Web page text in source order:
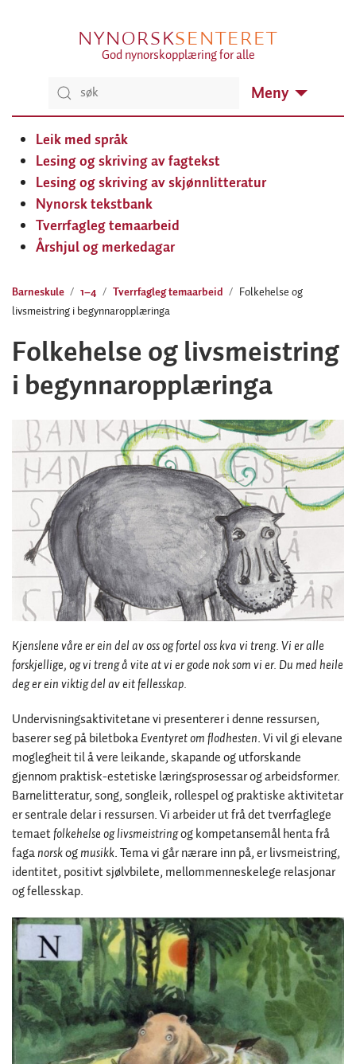
NYNORSKSENTERET
God nynorskopplæring for alle
Meny
Leik med språk
Lesing og skriving av fagtekst
Lesing og skriving av skjønnlitteratur
Nynorsk tekstbank
Tverrfagleg temaarbeid
Årshjul og merkedagar
Barneskule 1–4 Tverrfagleg temaarbeid
Folkehelse og
livsmeistring i begynnaropplæringa
Folkehelse og livsmeistring
i begynnaropplæringa
Kjenslene våre er ein del av oss og fortel oss kva vi treng. Vi er alle
forskjellige, og vi treng å vite at vi er gode nok som vi er. Du med heile
deg er ein viktig del av eit fellesskap.
Undervisningsaktivitetane vi presenterer i denne ressursen,
baserer seg på biletbokaEventyret om flodhesten. Vi vil gi elevane
moglegheit til å vere leikande, skapande og utforskande
gjennom praktisk-estetiske læringsprosessar og arbeidsformer.
Barnelitteratur, song, songleik, rollespel og praktiske aktivitetar
er sentrale delar i ressursen. Vi arbeider ut frå det tverrfaglege
temaetfolkehelse og livsmeistringog kompetansemål henta frå
faganorskogmusikk. Tema vi går nærare inn på, er livsmeistring,
identitet, positivt sjølvbilete, mellommenneskelege relasjonar
og fellesskap.